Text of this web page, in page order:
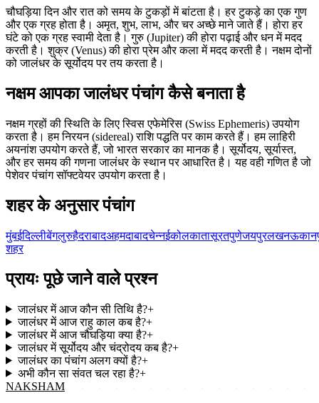
चौघड़िया दिन और रात को समय के टुकड़ों में बांटता है। हर टुकड़े का एक गुण
और एक ग्रह होता है। अमृत, शुभ, लाभ, और चर अच्छे माने जाते हैं। होरा हर
घंटे को एक ग्रह स्वामी देता है। गुरु (Jupiter) की होरा पढ़ाई और धन में मदद
करती है। शुक्र (Venus) की होरा प्रेम और कला में मदद करती है। नक्षम दोनों
को जालंधर के सूर्योदय पर तय करता है।
नक्षम आपका जालंधर पंचांग कैसे बनाता है
नक्षम ग्रहों की स्थिति के लिए स्विस एफेमेरिस (Swiss Ephemeris) उपयोग
करता है। हम निरयन (sidereal) राशि पद्धति पर काम करते हैं। हम लाहिरी
अयनांश उपयोग करते हैं, जो भारत सरकार का मानक है। सूर्योदय, सूर्यास्त,
और हर समय की गणना जालंधर के स्थान पर आधारित है। यह वही गणित है जो
पेशेवर पंचांग सॉफ्टवेयर उपयोग करता है।
शहर के अनुसार पंचांग
मुंबईदिल्लीबेंगलुरुहैदराबादअहमदाबादचेन्नईकोलकातासूरतपुणेजयपुरलखनऊ
शहर
प्रायः पूछे जाने वाले प्रश्न
जालंधर में आज कौन सी तिथि है?+
जालंधर में आज राहु काल कब है?+
जालंधर में आज चौघड़िया क्या है?+
जालंधर में सूर्योदय और चंद्रोदय कब है?+
जालंधर का पंचांग अलग क्यों है?+
अभी कौन सा संवत चल रहा है?+
NAKSHAM